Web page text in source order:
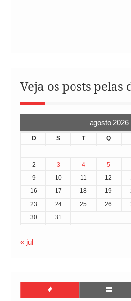
Veja os posts pelas
agosto 2026
D S T Q
2
3 4 5
9
10 11 12
16
17 18 19
23
24 25 26
30
31
« jul